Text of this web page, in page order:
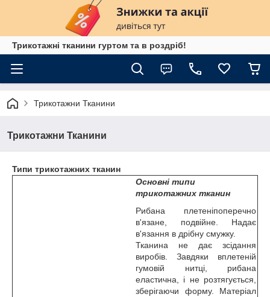
Трикотажні тканини гуртом та в роздріб!
Трикотажни Тканини
Трикотажни Тканини
Типи трикотажних тканин
Основні типи
трикотажних тканин
Рибана плетеніпоперечно
в'язане, подвійне. Надає
в'язання в дрібну смужку.
Тканина не дає зсідання
виробів. Завдяки вплетеній
гумовій нитці, рибана
еластична, і не розтягується,
зберігаючи форму. Матеріал